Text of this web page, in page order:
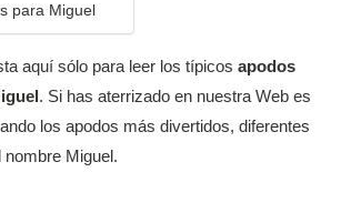
para Miguel
aquí sólo para leer los típicos apodos
. Si has aterrizado en nuestra Web es
los apodos más divertidos, diferentes
nombre Miguel.